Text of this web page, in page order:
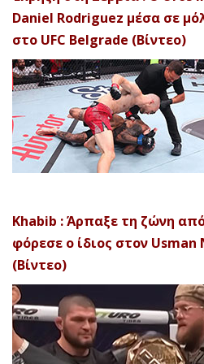
Daniel Rodriguez μέσα σε
στο UFC Belgrade (Βίντεο)
Khabib : Άρπαξε τη ζώνη
φόρεσε ο ίδιος στον
(Βίντεο)